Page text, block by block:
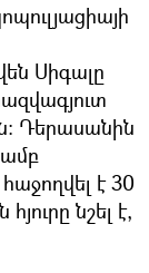
Սիգալը
Դերասանին
է 30
նշել է,